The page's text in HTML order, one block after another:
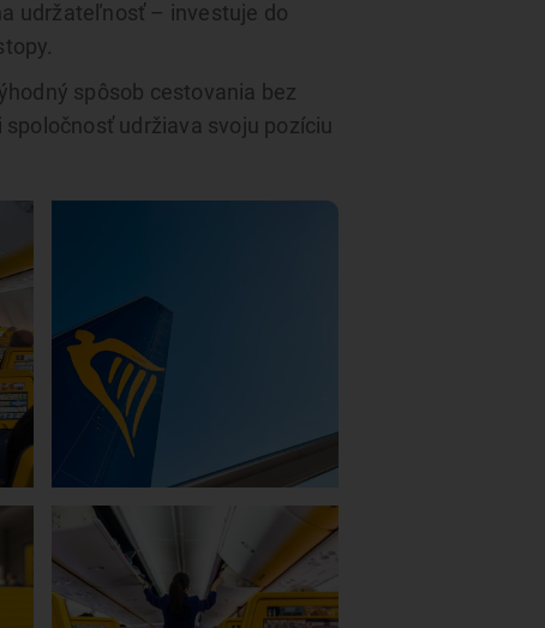
udržateľnosť – investuje do
spôsob cestovania bez
udržiava svoju pozíciu